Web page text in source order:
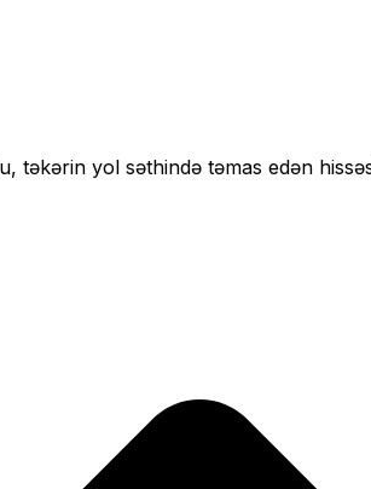
təkərin yol səthində təmas edən